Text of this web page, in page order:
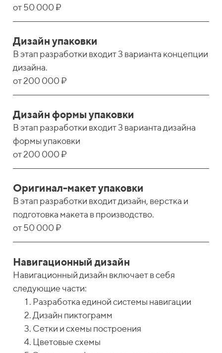
от 50 000 ₽
Дизайн упаковки
В этап разработки входит 3 варианта концепции
дизайна.
от 200 000 ₽
Дизайн формы упаковки
В этап разработки входит 3 варианта дизайна
формы упаковки
от 200 000 ₽
Оригинал-макет упаковки
В этап разработки входит дизайн, верстка и
подготовка макета в производство.
от 50 000 ₽
Навигационный дизайн
Навигационный дизайн включает в себя
следующие части:
Разработка единой системы навигации
Дизайн пиктограмм
Сетки и схемы построения
Цветовые схемы